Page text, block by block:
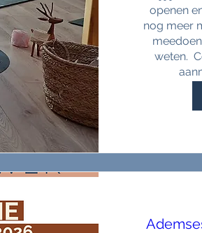
openen
nog meer
weten.